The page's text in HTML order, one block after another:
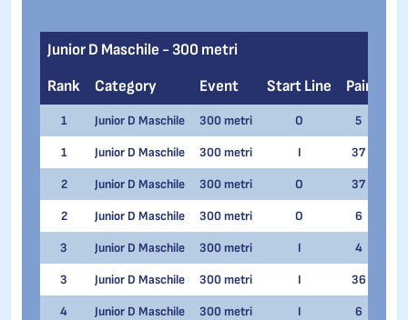
Junior D Maschile - 300 metri
Rank
Category Event Start Line Pair
1 Junior D Maschile 300 metri O 5
1 Junior D Maschile 300 metri I 37
2 Junior D Maschile 300 metri O 37
2 Junior D Maschile 300 metri O 6
3 Junior D Maschile 300 metri I 4
3 Junior D Maschile 300 metri I 36
4 Junior D Maschile 300 metri I 6